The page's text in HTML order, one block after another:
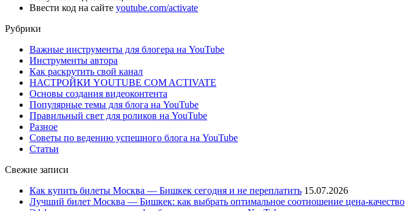
Ввести код на сайте youtube.com/activate
Рубрики
Важные инструменты для блогера на YouTube
Инструменты автора
Как раскрутить свой канал
НАСТРОЙКИ YOUTUBE COM ACTIVATE
Основы создания видеоконтента
Популярные темы для блога на YouTube
Правильный свет для роликов на YouTube
Разное
Советы по ведению успешного блога на YouTube
Статьи
Свежие записи
Как купить билеты Москва — Бишкек сегодня и не переплатить 15.07.2026
Лучший билет Москва — Бишкек: как выбрать оптимальное соотношение цена-качество